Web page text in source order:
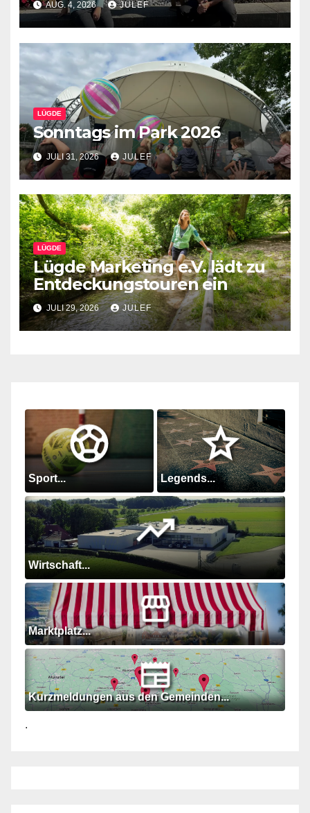
AUG. 4, 2026 JULEF
LÜGDE
Sonntags im Park 2026
JULI 31, 2026 JULEF
LÜGDE
Lügde Marketing e.V. lädt zu
Entdeckungstouren ein
JULI 29, 2026 JULEF
Sport... Legends...
Wirtschaft...
Marktplatz...
Kurzmeldungen aus den Gemeinden...
.